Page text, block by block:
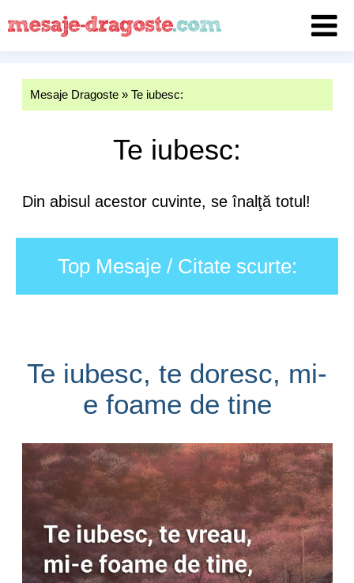
Mesaje Dragoste» Te iubesc:
Te iubesc:
Din abisul acestor cuvinte, se înalţă totul!
Top Mesaje / Citate scurte:
Te iubesc, te doresc, mi-
e foame de tine